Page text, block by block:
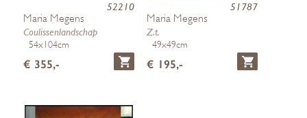
52210
Maria Megens
Coulissenlandschap
54x104cm
€ 355,-
51787
Maria Megens
Z.t.
49x49cm
€ 195,-